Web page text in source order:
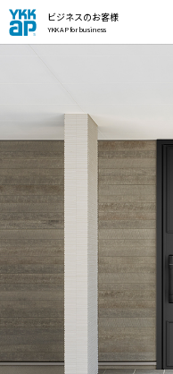
ビジネスのお客様
YKK AP for business